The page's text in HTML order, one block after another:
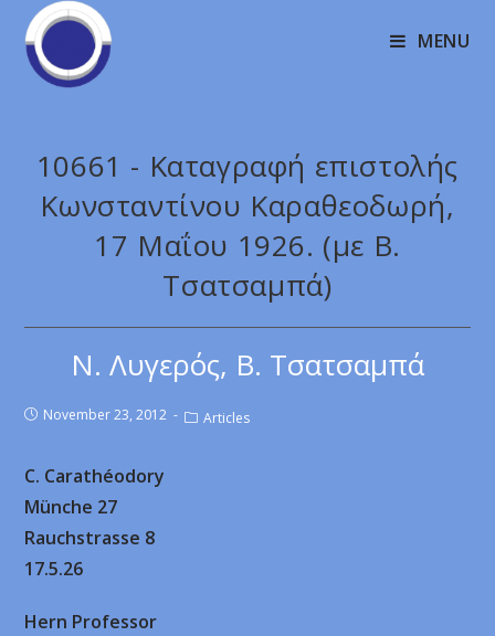
MENU
10661 - Καταγραφή επιστολής
Κωνσταντίνου Καραθεοδωρή,
17 Μαΐου 1926. (με Β.
Τσατσαμπά)
Ν. Λυγερός, Β. Τσατσαμπά
November 23, 2012 Articles
C. Carathéodory
Münche 27
Rauchstrasse 8
17.5.26
Hern Professor